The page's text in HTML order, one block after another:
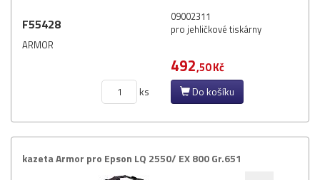
F55428
ARMOR
09002311
pro jehličkové tiskárny
492,50 Kč
ks Do košíku
kazeta Armor pro Epson LQ 2550/​ EX 800 Gr.​651